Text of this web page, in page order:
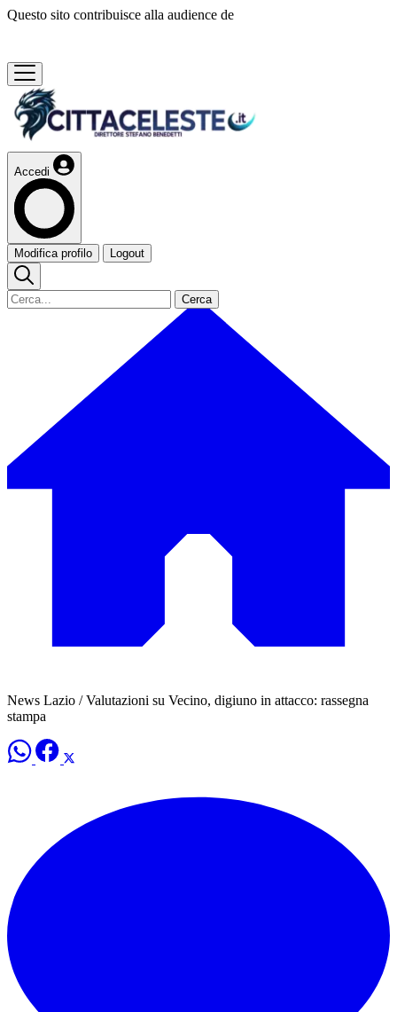
Questo sito contribuisce alla audience de
Accedi
Modifica profilo Logout
Cerca
News Lazio / Valutazioni su Vecino, digiuno in attacco: rassegna
stampa